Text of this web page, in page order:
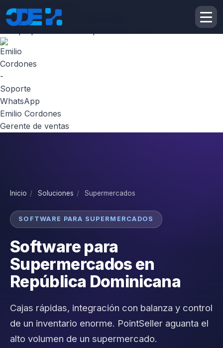
Inicie la conversación
¡Hola! Escribenos por
Emilio Cordones
Gerente de ventas
Inicio / Soluciones / Supermercados
SOFTWARE PARA SUPERMERCADOS
Software para
Supermercados en
República Dominicana
Cajas rápidas, integración con balanza y control
de un inventario enorme. PointSeller aguanta el
alto volumen de un supermercado.